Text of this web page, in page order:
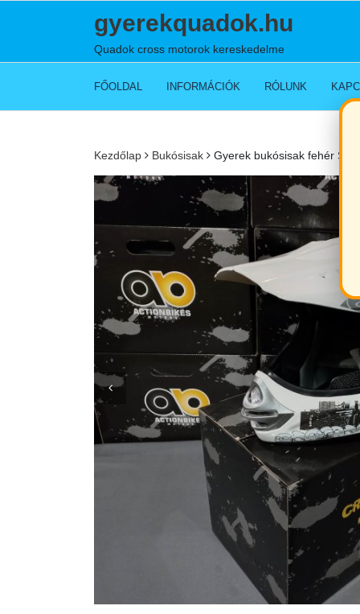
gyerekquadok.hu
Quadok cross motorok kereskedelme
FŐOLDAL INFORMÁCIÓK RÓLUNK
Kezdőlap Bukósisak Gyerek bukósisak fehér S-es